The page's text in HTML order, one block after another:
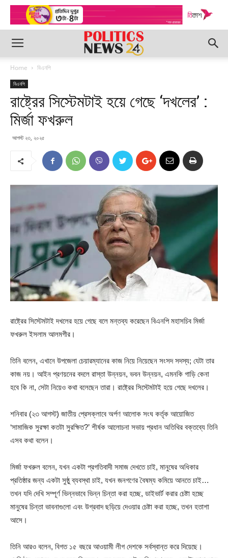
Home বিএনপি
বিএনপি
রাষ্ট্রের সিস্টেমটাই হয়ে গেছে ‘দখলের’ :
মির্জা ফখরুল
আগস্ট ২৩, ২০২৫
রাষ্ট্রের সিস্টেমটাই দখলের হয়ে গেছে বলে মন্তব্য করেছেন বিএনপি মহাসচিব মির্জা
ফখরুল ইসলাম আলমগীর।
তিনি বলেন, এখানে উপজেলা চেয়ারম্যানের কাজ নিয়ে নিয়েছেন সংসদ সদস্য; যেটা তার
কাজ নয়। আইন প্রণয়নের বদলে রাস্তা উন্নয়ন, ভবন উন্নয়ন, এমনকি গাড়ি কেনা
হবে কি না, সেটা নিয়েও কথা বলেছেন তারা। রাষ্ট্রের সিস্টেমটাই হয়ে গেছে দখলের।
শনিবার (২৩ আগস্ট) জাতীয় প্রেসক্লাবে অর্পণ আলোক সংঘ কর্তৃক আয়োজিত
‘সামাজিক সুরক্ষা কতটা সুরক্ষিত?’ শীর্ষক আলোচনা সভায় প্রধান অতিথির বক্তব্যে তিনি
এসব কথা বলেন।
মির্জা ফখরুল বলেন, যখন একটা প্রগতিবাদী সমাজ দেখতে চাই, মানুষের অধিকার
প্রতিষ্ঠার জন্য একটা সুষ্ঠু ব্যবস্থা চাই, যখন জনগণের বৈষম্য কমিয়ে আনতে চাই…
তখন যদি দেখি সম্পূর্ণ ভিন্নভাবে ভিন্ন চিন্তা করা হচ্ছে, ডাইভার্ট করার চেষ্টা হচ্ছে
মানুষের চিন্তা ভাবনাগুলো এবং উগ্রবাদ ছড়িয়ে দেওয়ার চেষ্টা করা হচ্ছে, তখন হতাশা
আসে।
তিনি আরও বলেন, বিগত ১৫ বছরে আওয়ামী লীগ দেশকে সর্বস্বান্ত করে দিয়েছে।